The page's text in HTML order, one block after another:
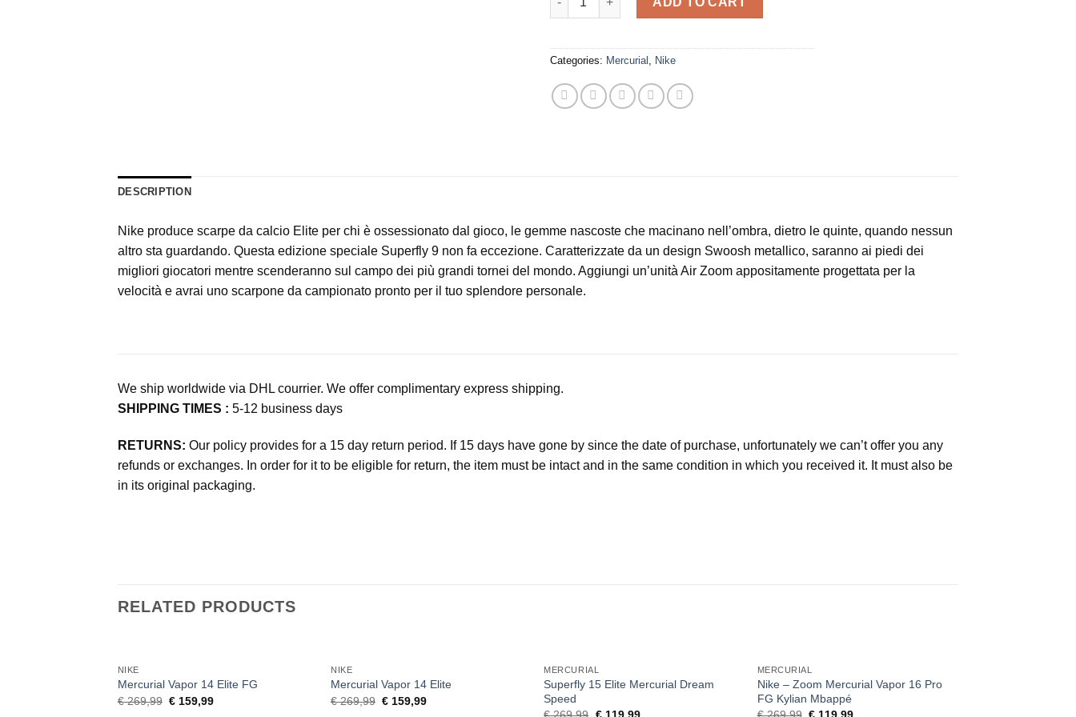
Categories: Mercurial Nike
DESCRIPTION
Nike produce scarpe da calcio Elite per chi è ossessionato dal gioco, le gemme nascoste che macinano nell’ombra, dietro le quinte, quando nessun
altro sta guardando. Questa edizione speciale Superfly 9 non fa eccezione. Caratterizzate da un design Swoosh metallico, saranno ai piedi dei
migliori giocatori mentre scenderanno sul campo dei più grandi tornei del mondo. Aggiungi un’unità Air Zoom appositamente progettata per la
velocità e avrai uno scarpone da campionato pronto per il tuo splendore personale.
We ship worldwide via DHL courrier. We offer complimentary express shipping.
SHIPPING TIMES : 5-12 business days
RETURNS: Our policy provides for a 15 day return period. If 15 days have gone by since the date of purchase, unfortunately we can’t offer you any
refunds or exchanges. In order for it to be eligible for return, the item must be intact and in the same condition in which you received it. It must also be
in its original packaging.
RELATED PRODUCTS
NIKE
Mercurial Vapor 14 Elite FG
€269,99 Original
€ 159,99Current
NIKE
Mercurial Vapor 14 Elite
€269,99 Original
€ 159,99Current
MERCURIAL
Superfly 15 Elite Mercurial Dream
Speed
Original Current
MERCURIAL
Nike – Zoom Mercurial Vapor 16 Pro
FG Kylian Mbappé
Original Current